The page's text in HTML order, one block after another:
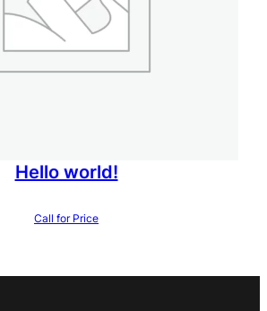
Hello world!
Call for Price